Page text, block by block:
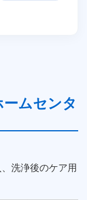
ムセンタ
洗浄後のケア用